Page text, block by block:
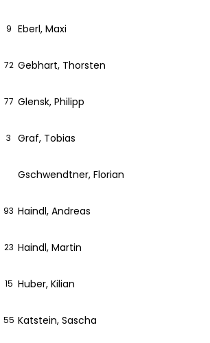
9 Eberl, Maxi
72 Gebhart, Thorsten
77 Glensk, Philipp
3 Graf, Tobias
Gschwendtner, Florian
93 Haindl, Andreas
23 Haindl, Martin
15 Huber, Kilian
55 Katstein, Sascha